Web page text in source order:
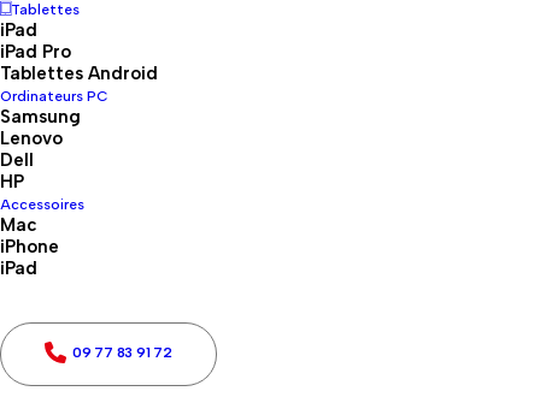
Tablettes
iPad
iPad Pro
Tablettes Android
Ordinateurs PC
Samsung
Lenovo
Dell
HP
Accessoires
Mac
iPhone
iPad
09 77 83 91 72
Modèle
iPhone 14(0)